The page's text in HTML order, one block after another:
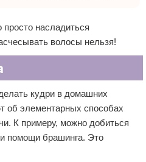
насладиться
волосы нельзя!
кудри в домашних
об элементарных способах
К примеру, можно добиться
помощи брашинга. Это